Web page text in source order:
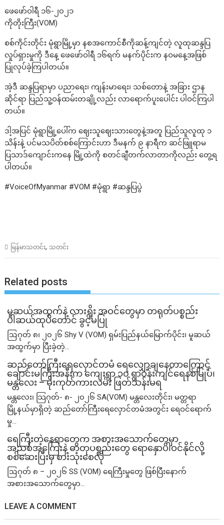
ဖေဖော်ဝါရီ ၁၆-၂၀၂၁
ကိုတိုးကြီး(VOM)
စစ်ကိုင်းတိုင်း မုံရွာမြို့မှာ နစအကောင်စီကိုဆန့်ကျင်တဲ့ လူထုဆန္ဒပြ
လှုပ်ရှားမှုကို ဒီနေ့ ဖေဖော်ဝါရီ ၁၆ရက် မနက်ပိုင်းက နဝမနေ့အဖြစ်
ပြုလုပ်ခဲ့ကြပါတယ်။
အဲ့ဒီ ဆန္ဒပြရာမှာ ပညာရေး၊ ကျန်းမာရေး၊ သစ်တောနဲ့ အခြား ဌာန
ဆိုင်ရာ ပြည်သူ့ဝန်ထမ်းတချို့လည်း လာရောက်ပူးပေါင်း ပါဝင်ကြပါ
တယ်။
ဒါ့အပြင် မုံရွာမြို့ပေါ်က ဈေးသူဈေးသားတွေနဲ့အတူ ပြည်သူလူထု ၁
သိန်းနဲ့ ပင်မသပိတ်စစ်ကြောင်းဟာ ဒီမနက် ၉ နာရီက ဆင်ဖြူရာမ
ပြသာဒ်ကျောင်းကနေ မြို့ထဲကို စတင်ချီတက်လာတာကိုလည်း တွေ့ရ
ပါတယ်။
#VoiceOfMyanmar #VOM #မုံရွာ #ဆန္ဒပြပွဲ
မြန်မာသတင်း, သတင်း
Related posts
မူဆယ်အထွက်နဲ့ လားရှိုး အဝင်တွေမှာ တရုတ်ပစ္စည်း
ပါဆယ်ထုပ်တောင် ခွင့်မပြု
ဩဂုတ် ၈၊ ၂၀၂၆ Shy V (VOM) ရှမ်းပြည်နယ်မြောက်ပိုင်း၊ မူဆယ်
အထွက်မှာ ပြီးခဲ့တဲ့...
ဆည်တော်ကြီးရေလှောင်တမံ ရေလျှော့ချနေတာကြောင့်
ချောင်းမကြီးအနီးက ကျေးရွာ ၁၀ ရွာဝန်းကျင်ရေနစ်မြုပ်၊
မန္တလေး – မိုးကုတ်ကားလမ်း ဖြတ်သန်းမရ
မန္တလေး၊ သြဂုတ်- ၈- ၂၀၂၆ SA(VOM) မန္တလေးတိုင်း၊ မတ္တရာ
မြို့နယ်မှာရှိတဲ့ ဆည်တော်ကြီးရေလှောင်တမံအတွင်း ရေဝင်ရောက်
မှု...
ရေကြီးတဲ့​နေရာ​တွေက အစားအသောက်တွေမှာ
အညစ်အကြေးနဲ့ ဓာတုပစ္စည်းတွေ ရောနှောပါဝင်နိုင်လို့
စစ်ဆေးပြီးမှ စားသုံးစေလို
ဩဂုတ် ၈ – ၂၀၂၆ SS (VOM) ရေကြီးမှုတွေ ဖြစ်ပြီးနောက်
အစားအသောက်တွေမှာ...
LEAVE A COMMENT